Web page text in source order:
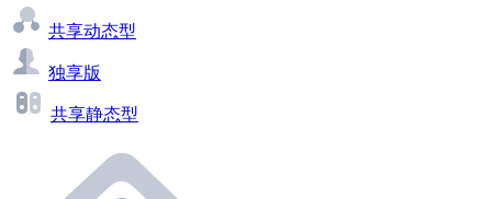
共享动态型
独享版
共享静态型